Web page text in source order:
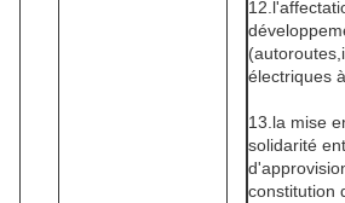
électriques
13.la mise
solidarité
constitution